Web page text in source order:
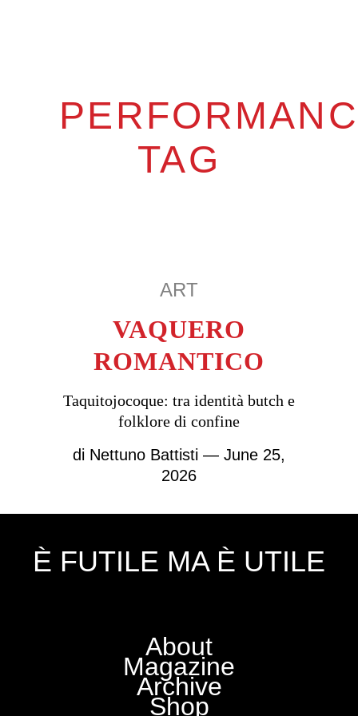
TAG
ART
VAQUERO
ROMANTICO
Taquitojocoque: tra identità butch e
folklore di confine
di Nettuno Battisti — June 25,
2026
È FUTILE MA È UTILE
About
Magazine
Archive
Shop